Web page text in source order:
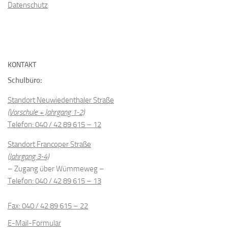
Datenschutz
KONTAKT
Schulbüro:
Standort Neuwiedenthaler Straße
(Vorschule + Jahrgang 1-2)
Telefon: 040 / 42 89 615 – 12
Standort Francoper Straße
(Jahrgang 3-4)
– Zugang über Wümmeweg –
Telefon: 040 / 42 89 615 – 13
Fax: 040 / 42 89 615 – 22
E-Mail-Formular